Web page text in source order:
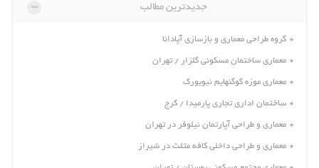
جدیدترین مطالب -
گروه طراحی معماری و بازسازی آپادانا
معماری ساختمان مسکونی گلزار / تهران
معماری موزه گوگنهایم نیویورک
ساختمان اداری تجاری پارمیدا / کرج
معماری و طراحی آپارتمان نیلوفر در تهران
معماری و طراحی داخلی کافه مثلث در شیراز